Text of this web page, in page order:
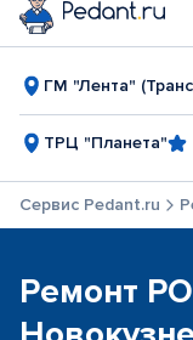
ГМ "Лента"
ТРЦ "Планета"
Сервис Pedant.ru
Ремонт